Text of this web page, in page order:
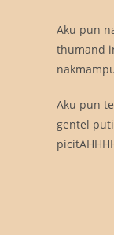
Aku pun
thumand
Aku pun
gentel